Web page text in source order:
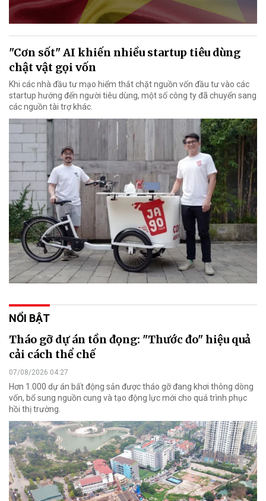
"Cơn sốt" AI khiến nhiều startup tiêu dùng
chật vật gọi vốn
Khi các nhà đầu tư mạo hiểm thắt chặt nguồn vốn đầu tư vào các
startup hướng đến người tiêu dùng, một số công ty đã chuyển sang
các nguồn tài trợ khác.
NỔI BẬT
Tháo gỡ dự án tồn đọng: "Thước đo" hiệu quả
cải cách thể chế
07/08/2026 04:27
Hơn 1.000 dự án bất động sản được tháo gỡ đang khơi thông dòng
vốn, bổ sung nguồn cung và tạo động lực mới cho quá trình phục
hồi thị trường.